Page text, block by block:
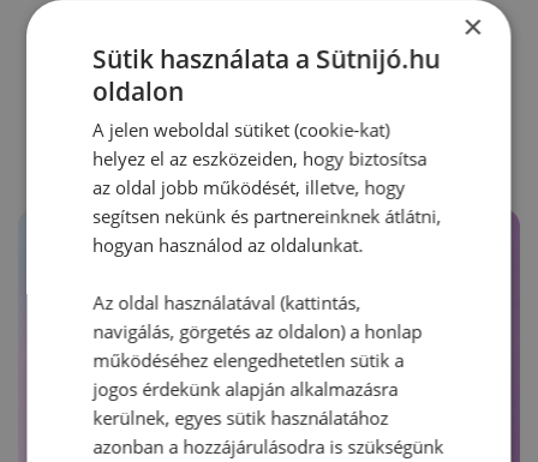
RECEPTAJÁNLÓ
×
Sütik használata a Sütnijó.hu
oldalon
A jelen weboldal sütiket (cookie-kat)
helyez el az eszközeiden, hogy biztosítsa
az oldal jobb működését, illetve, hogy
segítsen nekünk és partnereinknek átlátni,
hogyan használod az oldalunkat.
Az oldal használatával (kattintás,
navigálás, görgetés az oldalon) a honlap
működéséhez elengedhetetlen sütik a
jogos érdekünk alapján alkalmazásra
kerülnek, egyes sütik használatához
azonban a hozzájárulásodra is szükségünk